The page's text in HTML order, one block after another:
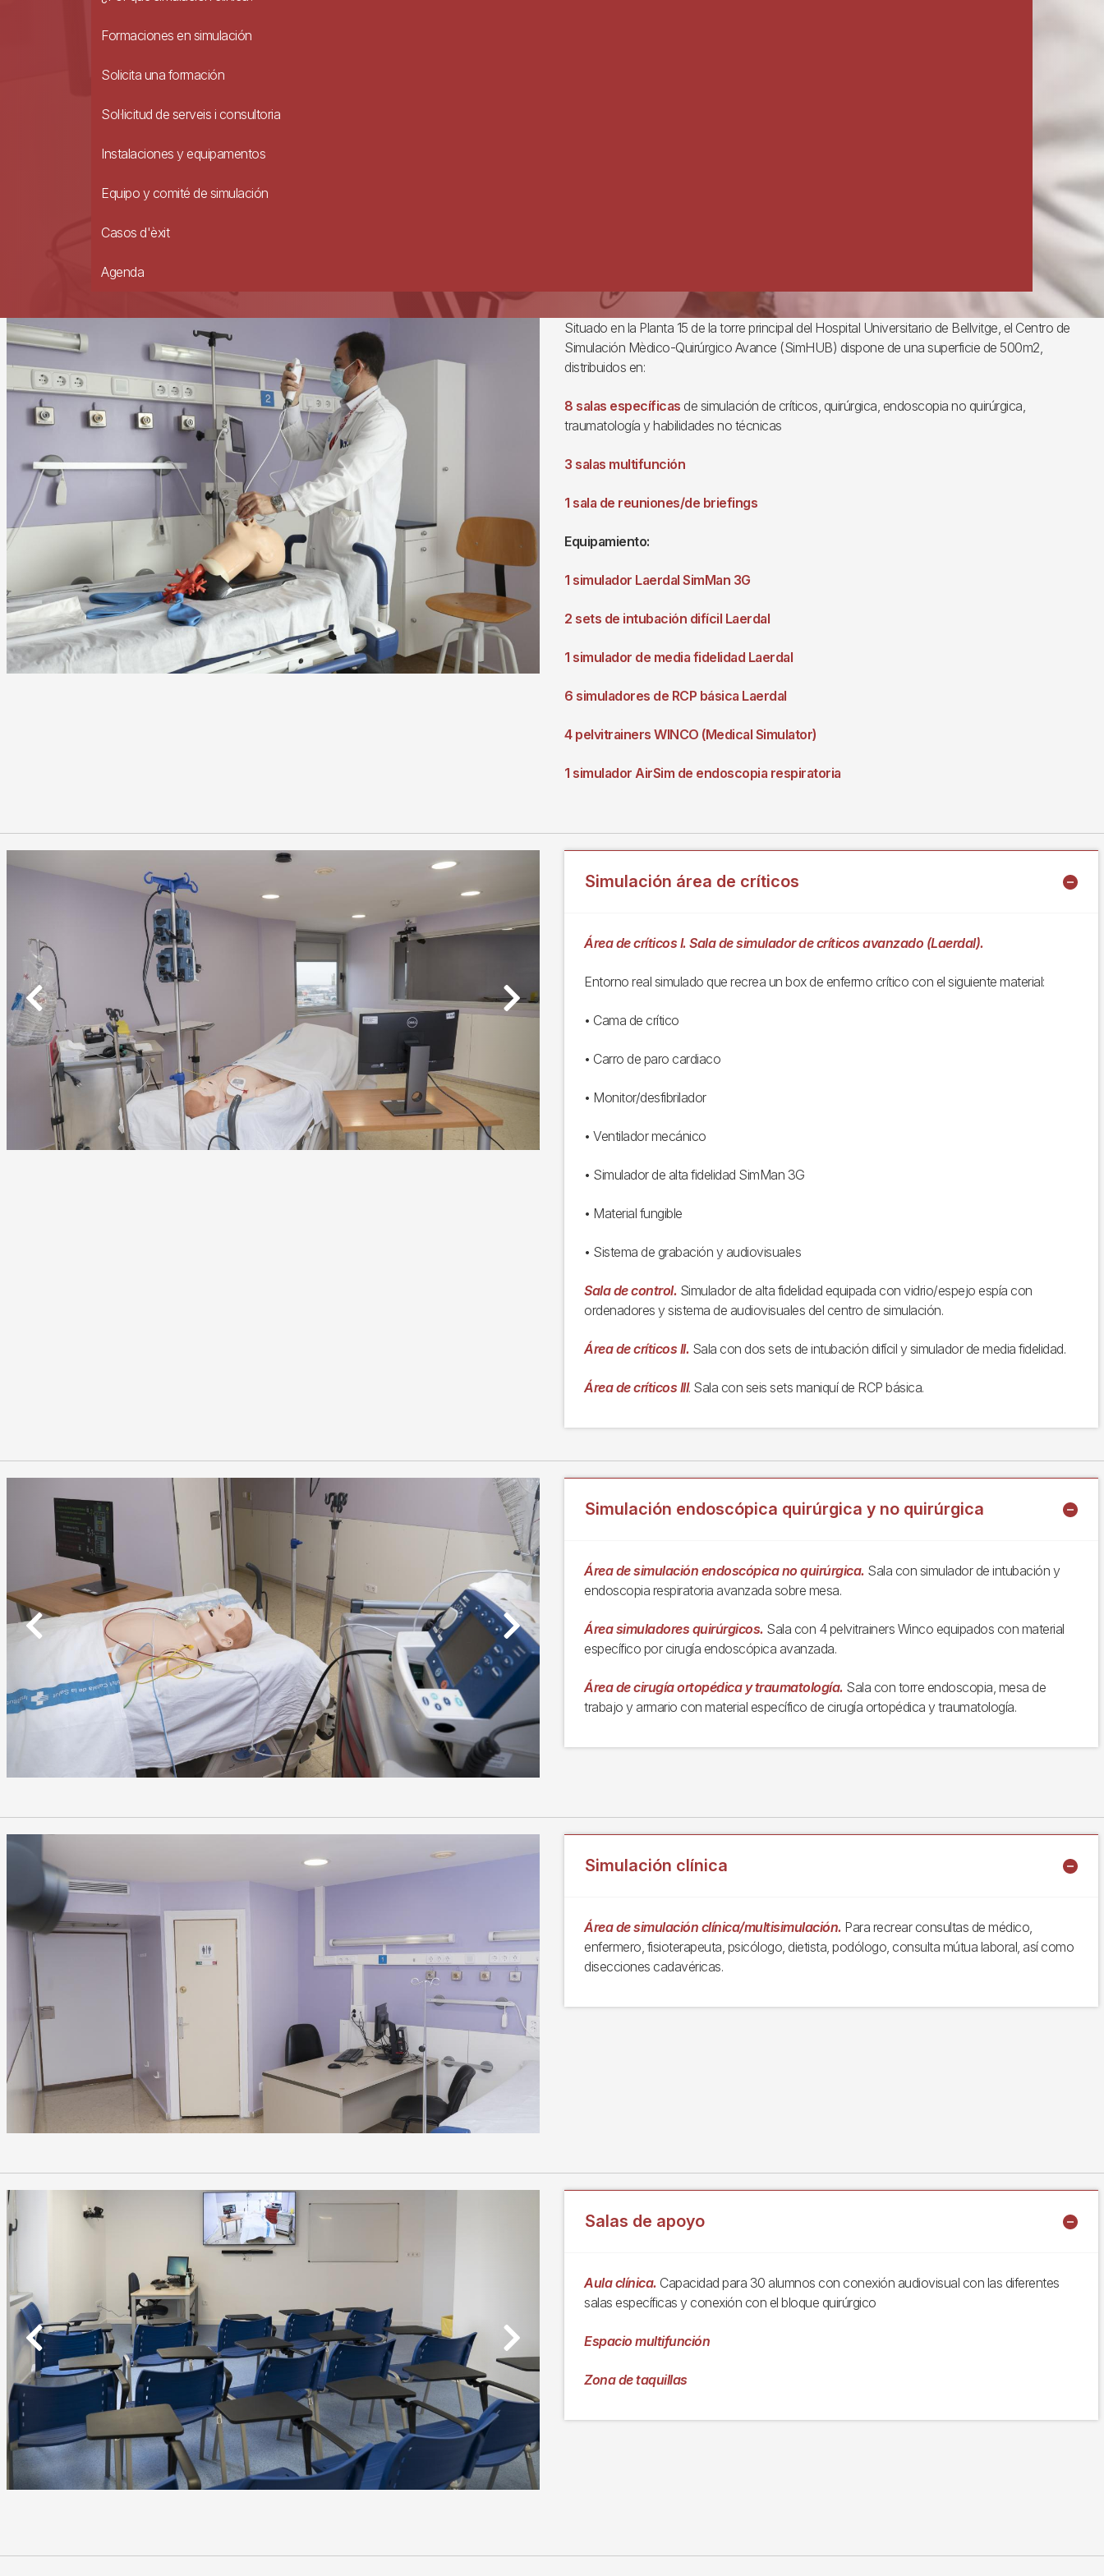
Formaciones en simulación
Solicita una formación
Sol·licitud de serveis i consultoria
Instalaciones y equipamentos
Equipo y comité de simulación
Casos d'èxit
Agenda
Situado en la Planta 15 de la torre principal del Hospital Universitario de Bellvitge, el Centro de
Simulación Mèdico-Quirúrgico Avance (SimHUB) dispone de una superficie de 500m2,
distribuidos en:
8 salas específicas de simulación de críticos, quirúrgica, endoscopia no quirúrgica,
traumatología y habilidades no técnicas
3 salas multifunción
1 sala de reuniones/de briefings
Equipamiento:
1 simulador Laerdal SimMan 3G
2 sets de intubación difícil Laerdal
1 simulador de media fidelidad Laerdal
6 simuladores de RCP básica Laerdal
4 pelvitrainers WINCO (Medical Simulator)
1 simulador AirSim de endoscopia respiratoria
Previous Next
Simulación área de críticos
Área de críticos I. Sala de simulador de críticos avanzado (Laerdal).
Entorno real simulado que recrea un box de enfermo crítico con el siguiente material:
• Cama de crítico
• Carro de paro cardiaco
• Monitor/desfibrilador
• Ventilador mecánico
• Simulador de alta fidelidad SimMan 3G
• Material fungible
• Sistema de grabación y audiovisuales
Sala de control. Simulador de alta fidelidad equipada con vidrio/espejo espía con
ordenadores y sistema de audiovisuales del centro de simulación.
Área de críticos II. Sala con dos sets de intubación difícil y simulador de media fidelidad.
Área de críticos III. Sala con seis sets maniquí de RCP básica.
Previous Next
Simulación endoscópica quirúrgica y no quirúrgica
Área de simulación endoscópica no quirúrgica. Sala con simulador de intubación y
endoscopia respiratoria avanzada sobre mesa.
Área simuladores quirúrgicos. Sala con 4 pelvitrainers Winco equipados con material
específico por cirugía endoscópica avanzada.
Área de cirugía ortopédica y traumatología. Sala con torre endoscopia, mesa de
trabajo y armario con material específico de cirugía ortopédica y traumatología.
Simulación clínica
Área de simulación clínica/multisimulación. Para recrear consultas de médico,
enfermero, fisioterapeuta, psicólogo, dietista, podólogo, consulta mútua laboral, así como
disecciones cadavéricas.
Previous
Salas de apoyo
Aula clínica. Capacidad para 30 alumnos con conexión audiovisual con las diferentes
salas específicas y conexión con el bloque quirúrgico
Espacio multifunción
Zona de taquillas